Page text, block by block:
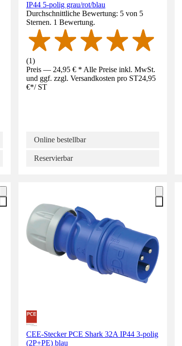
IP44 5-polig grau/rot/blau
Durchschnittliche Bewertung: 5 von 5
Sternen. 1 Bewertung.
(1)
Preis — 24,95 € * Alle Preise inkl. MwSt.
und ggf. zzgl. Versandkosten pro ST24,95
€*/ ST
Online bestellbar
Reservierbar
CEE-Stecker PCE Shark 32A IP44 3-polig
(2P+PE) blau